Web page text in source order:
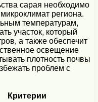
сарая необходимо
региона.
температурам,
участок, который
а также обеспечит
освещение
плотность почвы
проблем с
Критерии